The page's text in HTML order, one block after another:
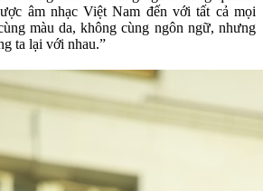
âm nhạc Việt Nam đến với tất cả mọi
màu da, không cùng ngôn ngữ, nhưng
ta lại với nhau.”